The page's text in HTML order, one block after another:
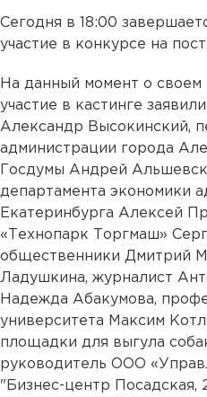
Сегодня в 18:00
участие в конкурсе на
На данный момент о своем
участие в кастинге
Александр Высокинский,
администрации города
Госдумы Андрей
департамента экономики
Екатеринбурга Алексей
«Технопарк Торгмаш»
общественники Дмитрий
Ладушкина, журналист
Надежда Абакумова,
университета Максим
площадки для выгула
руководитель ООО
"Бизнес-центр Посадская,